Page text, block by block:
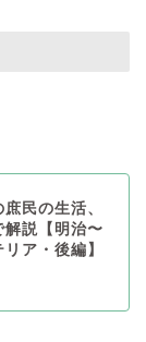
民の生活、
解説【明治〜
ア・後編】